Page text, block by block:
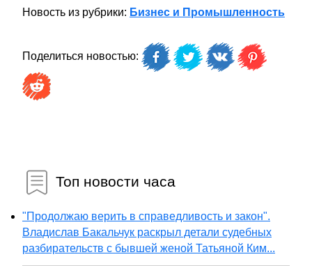
Новость из рубрики: Бизнес и Промышленность
Поделиться новостью:
Топ новости часа
"Продолжаю верить в справедливость и закон".
Владислав Бакальчук раскрыл детали судебных
разбирательств с бывшей женой Татьяной Ким...